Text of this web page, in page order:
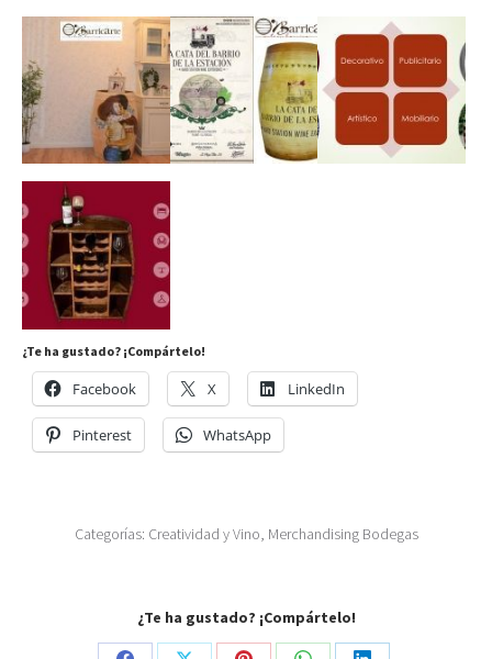
¿Te ha gustado? ¡Compártelo!
Facebook X LinkedIn
Pinterest WhatsApp
Categorías: Creatividad y Vino, Merchandising Bodegas
¿Te ha gustado? ¡Compártelo!